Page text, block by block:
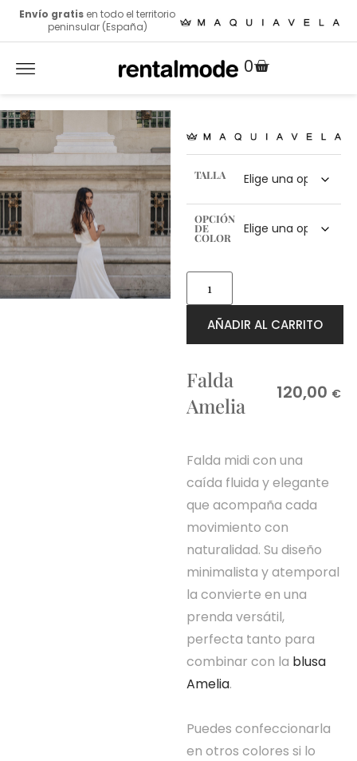
Envío gratis en todo el territorio
peninsular (España)
0
TALLA
OPCIÓN
DE
COLOR
AÑADIR AL CARRITO
Falda
Amelia
120,00 €
Falda midi con una
caída fluida y elegante
que acompaña cada
movimiento con
naturalidad. Su diseño
minimalista y atemporal
la convierte en una
prenda versátil,
perfecta tanto para
combinar con la blusa
Amelia.
Puedes confeccionarla
en otros colores si lo